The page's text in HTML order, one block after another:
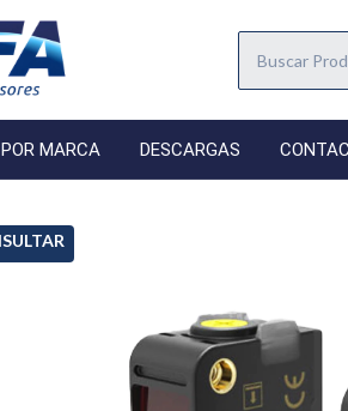
POR MARCA DESCARGAS